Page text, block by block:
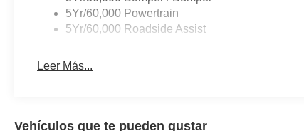
5Yr/60,000 Powertrain
5Yr/60,000 Roadside Assist
Leer Más...
Vehículos que te pueden gustar